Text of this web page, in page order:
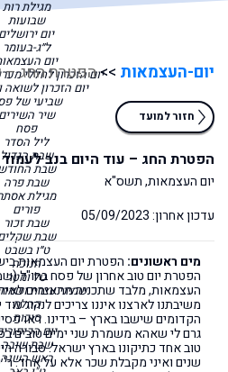
מגילת רות
שבועות
יום ירושלים
ל״ג-בעומר
יום
יום הזכרון לחללי
יום הזכרון לשואה
שביעי של
שיר השירים
פסח
ליל הסדר
שבת הגדול
שבת
שבת פרה
מגילת אסתר
פורים
שבת זכור
שבת
ט״ו בשבט
חנוכה
טל ומטר
שמיני עצרת
קהלת
סוכות
יום
שבת שובה
ראש השנה
יום-העצמאות >>הפטרת החג –
חזור למועד
הפטרת החג – עוד היום בנב לעמוד
יום העצמאות, תשס"א
עדכון אחרון: 05/09/2023
מים ראשונים: הפטרת יום העצמאות
הפטרת יום טוב אחרון של פסח בחו"ל
העצמאות, מלבד שתכניה מתאימים
משיבתנו לארצנו איננו צריכים לנהוג
הקדומים שישבו בארץ – בידינו. ראו
גרם לי שאהא משמרת שני ימים טובים
טוב אחד כתיקונו בארץ ישראל. סבורה
שנים ואיני מקבלת שכר אלא על אחד. ר'